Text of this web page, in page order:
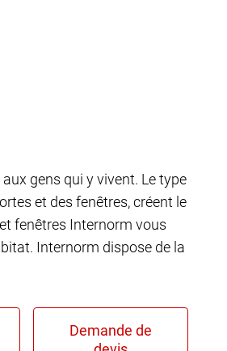
gens qui y vivent. Le type
et des fenêtres, créent le
fenêtres Internorm vous
Internorm dispose de la